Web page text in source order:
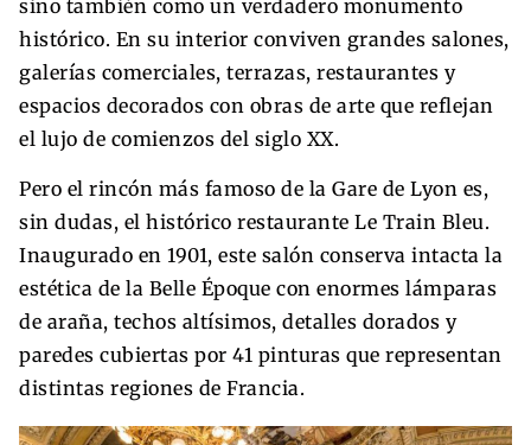
sino también como un verdadero monumento
histórico. En su interior conviven grandes salones,
galerías comerciales, terrazas, restaurantes y
espacios decorados con obras de arte que reflejan
el lujo de comienzos del siglo XX.
Pero el rincón más famoso de la Gare de Lyon es,
sin dudas, el histórico restaurante Le Train Bleu.
Inaugurado en 1901, este salón conserva intacta la
estética de la Belle Époque con enormes lámparas
de araña, techos altísimos, detalles dorados y
paredes cubiertas por 41 pinturas que representan
distintas regiones de Francia.